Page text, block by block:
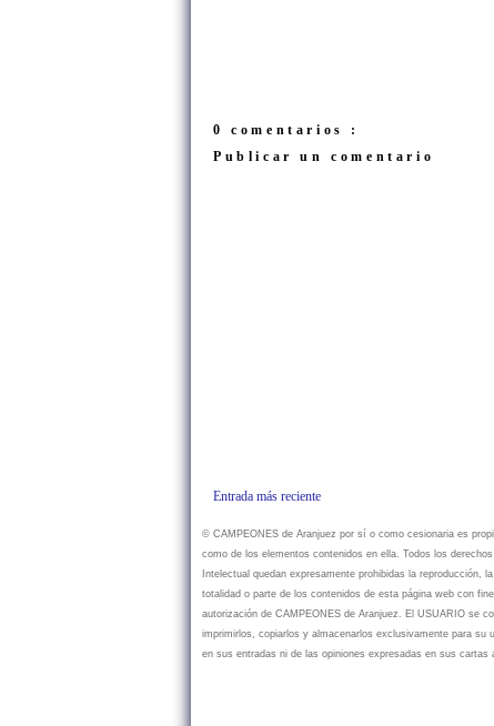
0 comentarios :
Publicar un comentario
Entrada más reciente
© CAMPEONES de Aranjuez por sí o como cesionaria es
como de los elementos contenidos en ella. Todos los
Intelectual quedan expresamente prohibidas la reproducción,
totalidad o parte de los contenidos de esta página web con
autorización de CAMPEONES de Aranjuez. El USUARIO se
imprimirlos, copiarlos y almacenarlos exclusivamente para su
en sus entradas ni de las opiniones expresadas en sus